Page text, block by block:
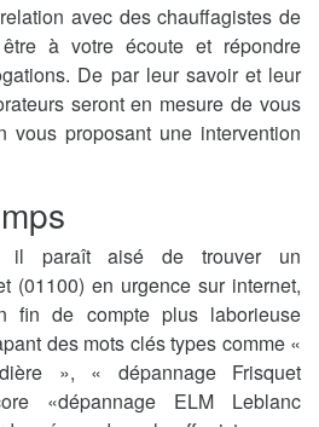
avec des chauffagistes de
à votre écoute et répondre
De par leur savoir et leur
seront en mesure de vous
vous proposant une intervention
il paraît aisé de trouver un
(01100) en urgence sur internet,
fin de compte plus laborieuse
des mots clés types comme «
», « dépannage Frisquet
«dépannage ELM Leblanc